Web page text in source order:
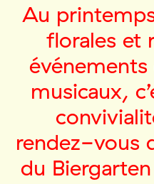
Au
florales et
musicaux,
rendez-vous
du